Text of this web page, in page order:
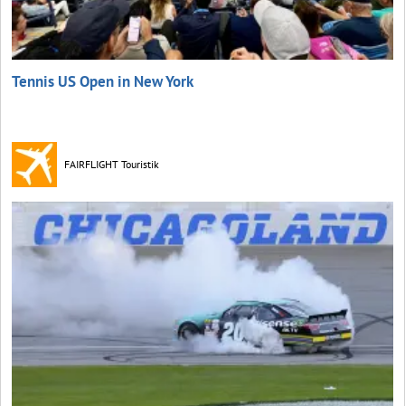
Tennis US Open in New York
FAIRFLIGHT Touristik